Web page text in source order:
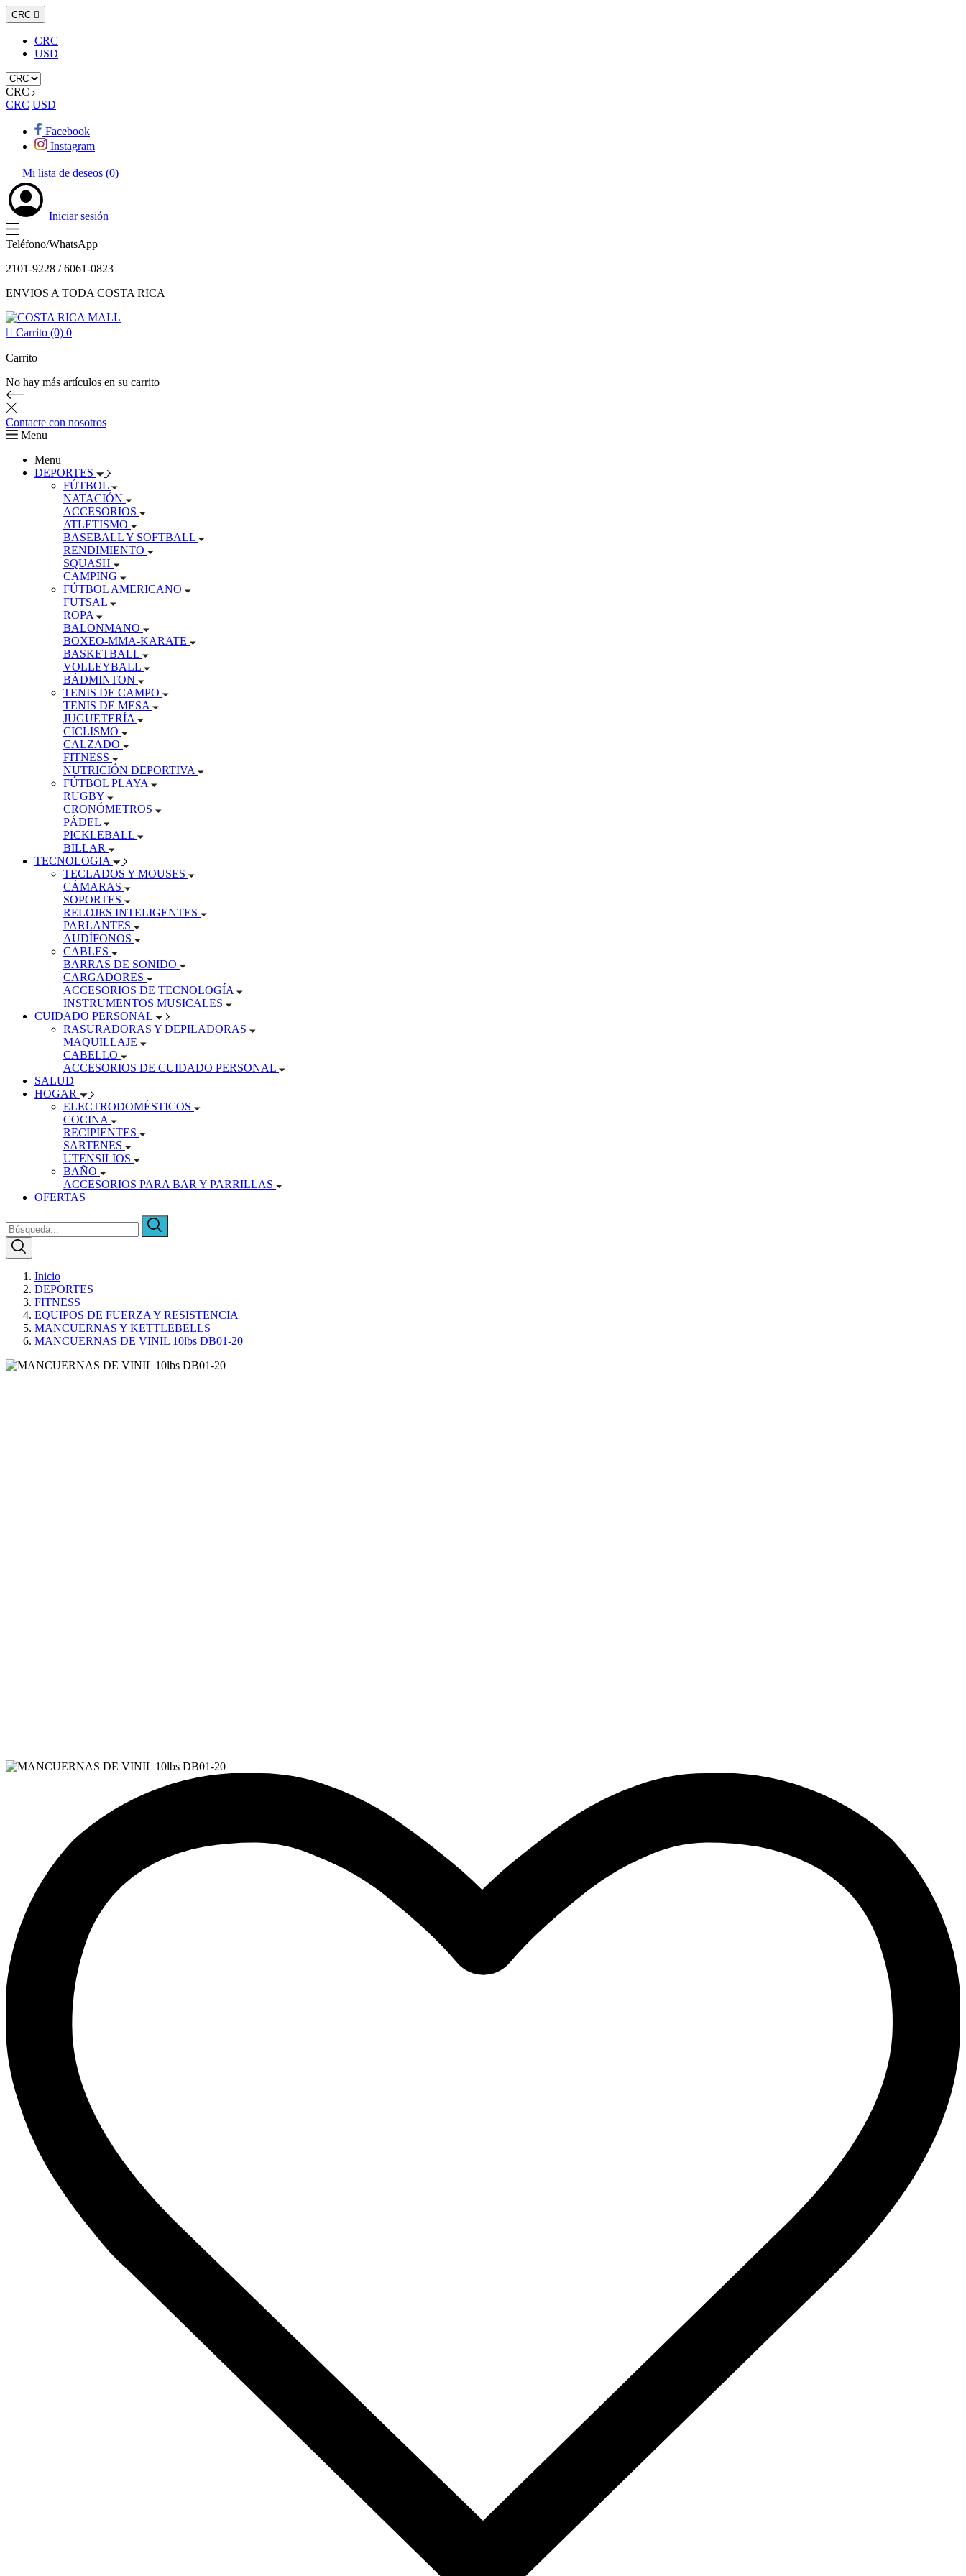
CRC 
CRC
USD
CRC
CRC USD
Facebook
Instagram
Mi lista de deseos (0)
Iniciar sesión
Teléfono/WhatsApp
2101-9228 / 6061-0823
ENVIOS A TODA COSTA RICA
 Carrito (0) 0
Carrito
No hay más artículos en su carrito
Contacte con nosotros
Menu
Menu
DEPORTES
FÚTBOL
NATACIÓN
ACCESORIOS
ATLETISMO
BASEBALL Y SOFTBALL
RENDIMIENTO
SQUASH
CAMPING
FÚTBOL AMERICANO
FUTSAL
ROPA
BALONMANO
BOXEO-MMA-KARATE
BASKETBALL
VOLLEYBALL
BÁDMINTON
TENIS DE CAMPO
TENIS DE MESA
JUGUETERÍA
CICLISMO
CALZADO
FITNESS
NUTRICIÓN DEPORTIVA
FÚTBOL PLAYA
RUGBY
CRONÓMETROS
PÁDEL
PICKLEBALL
BILLAR
TECNOLOGIA
TECLADOS Y MOUSES
CÁMARAS
SOPORTES
RELOJES INTELIGENTES
PARLANTES
AUDÍFONOS
CABLES
BARRAS DE SONIDO
CARGADORES
ACCESORIOS DE TECNOLOGÍA
INSTRUMENTOS MUSICALES
CUIDADO PERSONAL
RASURADORAS Y DEPILADORAS
MAQUILLAJE
CABELLO
ACCESORIOS DE CUIDADO PERSONAL
SALUD
HOGAR
ELECTRODOMÉSTICOS
COCINA
RECIPIENTES
SARTENES
UTENSILIOS
BAÑO
ACCESORIOS PARA BAR Y PARRILLAS
OFERTAS
Inicio
DEPORTES
FITNESS
EQUIPOS DE FUERZA Y RESISTENCIA
MANCUERNAS Y KETTLEBELLS
MANCUERNAS DE VINIL 10lbs DB01-20